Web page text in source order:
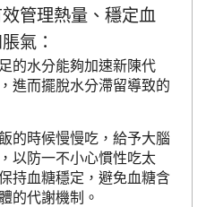
管理熱量、穩定血
氣：
的水分能夠加速新陳代
進而擺脫水分滯留導致的
飯的時候慢慢吃，給予大腦
以防一不小心慣性吃太
持血糖穩定，避免血糖含
的代謝機制。